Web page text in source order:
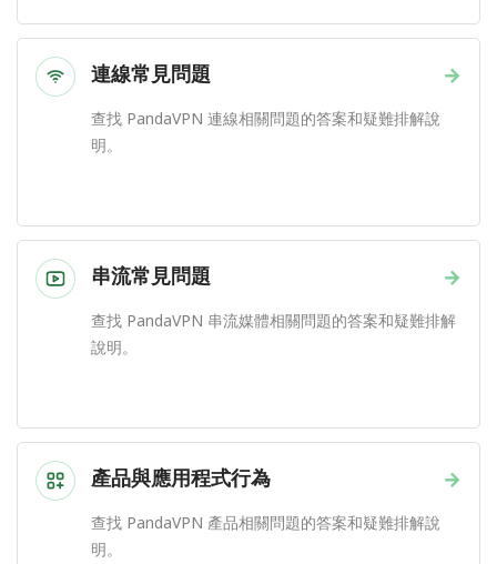
→
連線常見問題
查找 PandaVPN 連線相關問題的答案和疑難排解說
明。
→
串流常見問題
查找 PandaVPN 串流媒體相關問題的答案和疑難排解
說明。
→
產品與應用程式行為
查找 PandaVPN 產品相關問題的答案和疑難排解說
明。